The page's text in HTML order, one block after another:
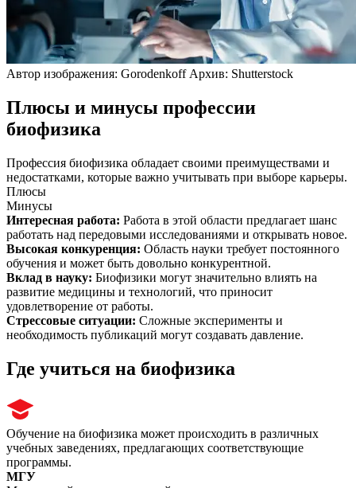
Автор изображения: Gorodenkoff Архив: Shutterstock
Плюсы и минусы профессии
биофизика
Профессия биофизика обладает своими преимуществами и
недостатками, которые важно учитывать при выборе карьеры.
Плюсы
Минусы
Интересная работа: Работа в этой области предлагает шанс
работать над передовыми исследованиями и открывать новое.
Высокая конкуренция: Область науки требует постоянного
обучения и может быть довольно конкурентной.
Вклад в науку: Биофизики могут значительно влиять на
развитие медицины и технологий, что приносит
удовлетворение от работы.
Стрессовые ситуации: Сложные эксперименты и
необходимость публикаций могут создавать давление.
Где учиться на биофизика
Обучение на биофизика может происходить в различных
учебных заведениях, предлагающих соответствующие
программы.
МГУ